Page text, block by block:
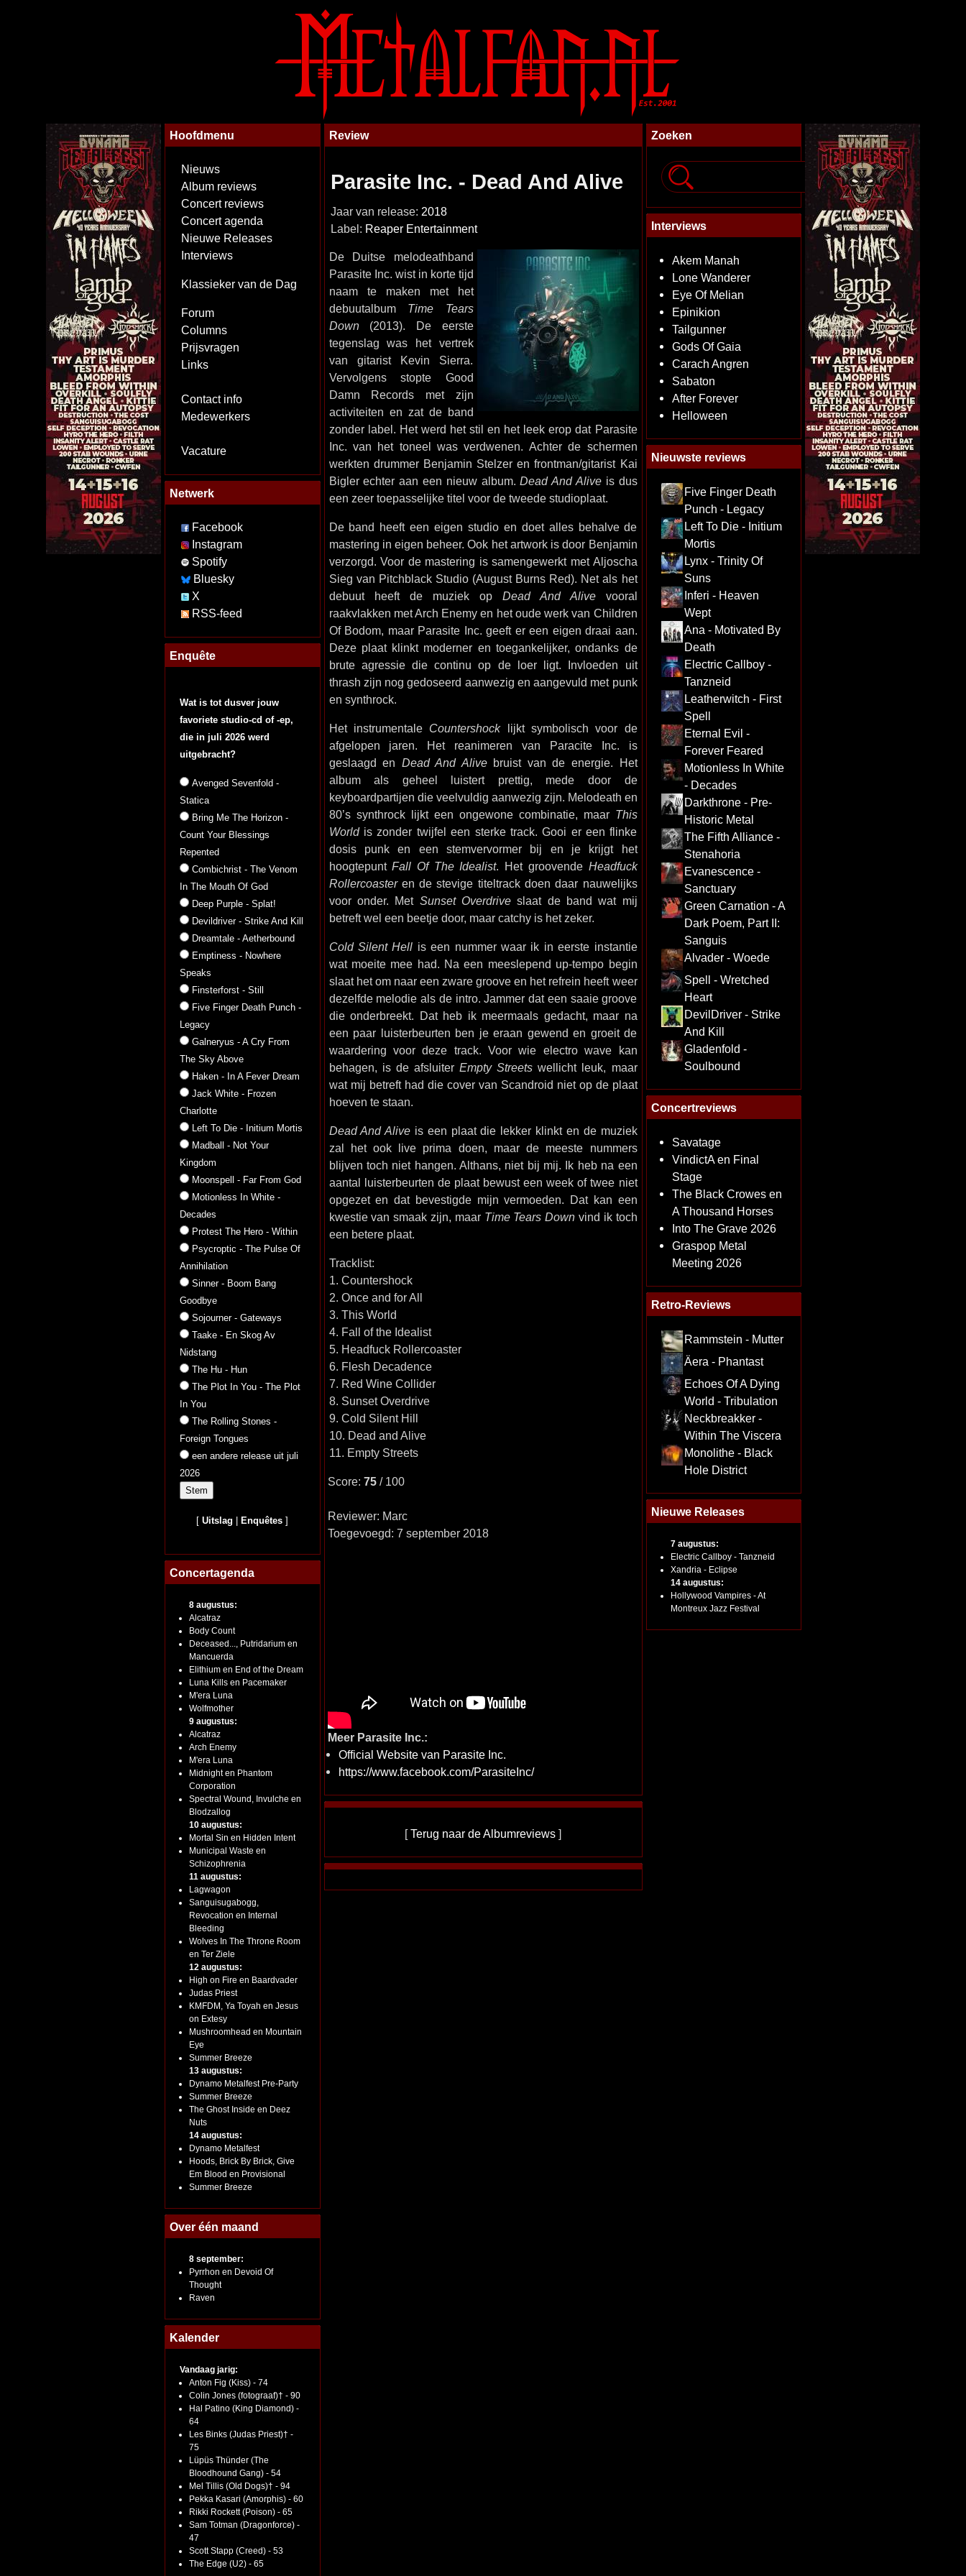
Hoofdmenu
Nieuws
Album reviews
Concert reviews
Concert agenda
Nieuwe Releases
Interviews
Klassieker van de Dag
Forum
Columns
Prijsvragen
Links
Contact info
Medewerkers
Vacature
Netwerk
Facebook
Instagram
Spotify
Bluesky
X
RSS-feed
Enquête
Wat is tot dusver jouw
favoriete studio-cd of -ep,
die in juli 2026 werd
uitgebracht?
Avenged Sevenfold -
Statica
Bring Me The Horizon -
Count Your Blessings
Repented
Combichrist - The Venom
In The Mouth Of God
Deep Purple - Splat!
Devildriver - Strike And Kill
Dreamtale - Aetherbound
Emptiness - Nowhere
Speaks
Finsterforst - Still
Five Finger Death Punch -
Legacy
Galneryus - A Cry From
The Sky Above
Haken - In A Fever Dream
Jack White - Frozen
Charlotte
Left To Die - Initium Mortis
Madball - Not Your
Kingdom
Moonspell - Far From God
Motionless In White -
Decades
Protest The Hero - Within
Psycroptic - The Pulse Of
Annihilation
Sinner - Boom Bang
Goodbye
Sojourner - Gateways
Taake - En Skog Av
Nidstang
The Hu - Hun
The Plot In You - The Plot
In You
The Rolling Stones -
Foreign Tongues
een andere release uit juli
2026
[Uitslag Enquêtes ]
Concertagenda
8 augustus:
Alcatraz
Body Count
Deceased..., Putridarium en
Mancuerda
Elithium en End of the Dream
Luna Kills en Pacemaker
M'era Luna
Wolfmother
9 augustus:
Alcatraz
Arch Enemy
M'era Luna
Midnight en Phantom
Corporation
Spectral Wound, Invulche en
Blodzallog
10 augustus:
Mortal Sin en Hidden Intent
Municipal Waste en
Schizophrenia
11 augustus:
Lagwagon
Sanguisugabogg,
Revocation en Internal
Bleeding
Wolves In The Throne Room
en Ter Ziele
12 augustus:
High on Fire en Baardvader
Judas Priest
KMFDM, Ya Toyah en Jesus
on Extesy
Mushroomhead en Mountain
Eye
Summer Breeze
13 augustus:
Dynamo Metalfest Pre-Party
Summer Breeze
The Ghost Inside en Deez
Nuts
14 augustus:
Dynamo Metalfest
Hoods, Brick By Brick, Give
Em Blood en Provisional
Summer Breeze
Over één maand
8 september:
Pyrrhon en Devoid Of
Thought
Raven
Kalender
Vandaag jarig:
Anton Fig (Kiss) - 74
Colin Jones (fotograaf)† - 90
Hal Patino (King Diamond) -
64
Les Binks (Judas Priest)† -
75
Lüpüs Thünder (The
Bloodhound Gang) - 54
Mel Tillis (Old Dogs)† - 94
Pekka Kasari (Amorphis) - 60
Rikki Rockett (Poison) - 65
Sam Totman (Dragonforce) -
47
Scott Stapp (Creed) - 53
The Edge (U2) - 65
Review
Parasite Inc. - Dead And Alive
Jaar van release: 2018
Label: Reaper Entertainment
De Duitse melodeathband
Parasite Inc. wist in korte tijd
naam te maken met het
debuutalbum Time Tears
Down(2013). De eerste
tegenslag was het vertrek
van gitarist Kevin Sierra.
Vervolgens stopte Good
Damn Records met zijn
activiteiten en zat de band
zonder label. Het werd het stil en het leek erop dat Parasite
Inc. van het toneel was verdwenen. Achter de schermen
werkten drummer Benjamin Stelzer en frontman/gitarist Kai
Bigler echter aan een nieuw album.Dead And Aliveis dus
een zeer toepasselijke titel voor de tweede studioplaat.
De band heeft een eigen studio en doet alles behalve de
mastering in eigen beheer. Ook het artwork is door Benjamin
verzorgd. Voor de mastering is samengewerkt met Aljoscha
Sieg van Pitchblack Studio (August Burns Red). Net als het
debuut heeft de muziek op Dead And Alivevooral
raakvlakken met Arch Enemy en het oude werk van Children
Of Bodom, maar Parasite Inc. geeft er een eigen draai aan.
Deze plaat klinkt moderner en toegankelijker, ondanks de
brute agressie die continu op de loer ligt. Invloeden uit
thrash zijn nog gedoseerd aanwezig en aangevuld met punk
en synthrock.
Het instrumentale Countershocklijkt symbolisch voor de
afgelopen jaren. Het reanimeren van Paracite Inc. is
geslaagd en Dead And Alivebruist van de energie. Het
album als geheel luistert prettig, mede door de
keyboardpartijen die veelvuldig aanwezig zijn. Melodeath en
80’s synthrock lijkt een ongewone combinatie, maar This
Worldis zonder twijfel een sterke track. Gooi er een flinke
dosis punk en een stemvervormer bij en je krijgt het
hoogtepuntFall Of The Idealist. Het groovende Headfuck
Rollercoasteren de stevige titeltrack doen daar nauwelijks
voor onder. Met Sunset Overdriveslaat de band wat mij
betreft wel een beetje door, maar catchy is het zeker.
Cold Silent Hell is een nummer waar ik in eerste instantie
wat moeite mee had. Na een meeslepend up-tempo begin
slaat het om naar een zware groove en het refrein heeft weer
dezelfde melodie als de intro. Jammer dat een saaie groove
die onderbreekt. Dat heb ik meermaals gedacht, maar na
een paar luisterbeurten ben je eraan gewend en groeit de
waardering voor deze track. Voor wie electro wave kan
behagen, is de afsluiter Empty Streets wellicht leuk, maar
wat mij betreft had die cover van Scandroid niet op de plaat
hoeven te staan.
Dead And Alive is een plaat die lekker klinkt en de muziek
zal het ook live prima doen, maar de meeste nummers
blijven toch niet hangen. Althans, niet bij mij. Ik heb na een
aantal luisterbeurten de plaat bewust een week of twee niet
opgezet en dat bevestigde mijn vermoeden. Dat kan een
kwestie van smaak zijn, maar Time Tears Down vind ik toch
een betere plaat.
Tracklist:
1. Countershock
2. Once and for All
3. This World
4. Fall of the Idealist
5. Headfuck Rollercoaster
6. Flesh Decadence
7. Red Wine Collider
8. Sunset Overdrive
9. Cold Silent Hill
10. Dead and Alive
11. Empty Streets
Score: 75/ 100
Reviewer: Marc
Toegevoegd: 7 september 2018
Meer Parasite Inc.:
Official Website van Parasite Inc.
https://www.facebook.com/ParasiteInc/
[Terug naar de Albumreviews ]
Zoeken
Interviews
Akem Manah
Lone Wanderer
Eye Of Melian
Epinikion
Tailgunner
Gods Of Gaia
Carach Angren
Sabaton
After Forever
Helloween
Nieuwste reviews
Five Finger Death
Punch - Legacy
Left To Die - Initium
Mortis
Lynx - Trinity Of
Suns
Inferi - Heaven
Wept
Ana - Motivated By
Death
Electric Callboy -
Tanzneid
Leatherwitch - First
Spell
Eternal Evil -
Forever Feared
Motionless In White
- Decades
Darkthrone - Pre-
Historic Metal
The Fifth Alliance -
Stenahoria
Evanescence -
Sanctuary
Green Carnation - A
Dark Poem, Part II:
Sanguis
Alvader - Woede
Spell - Wretched
Heart
DevilDriver - Strike
And Kill
Gladenfold -
Soulbound
Concertreviews
Savatage
VindictA en Final
Stage
The Black Crowes en
A Thousand Horses
Into The Grave 2026
Graspop Metal
Meeting 2026
Retro-Reviews
Rammstein - Mutter
Äera - Phantast
Echoes Of A Dying
World - Tribulation
Neckbreakker -
Within The Viscera
Monolithe - Black
Hole District
Nieuwe Releases
7 augustus:
Electric Callboy - Tanzneid
Xandria - Eclipse
14 augustus:
Hollywood Vampires - At
Montreux Jazz Festival